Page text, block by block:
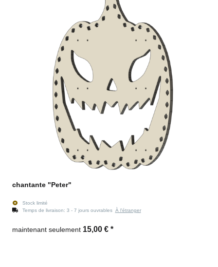
chantante "Peter"
Stock limité
Temps de livraison: 3 - 7 jours ouvrables À l'étranger
maintenant seulement 15,00 € *